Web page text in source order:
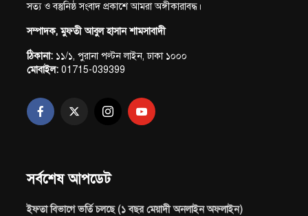
সত্য ও বস্তুনিষ্ঠ সংবাদ প্রকাশে আমরা অঙ্গীকারাবদ্ধ।
সম্পাদক, মুফতী আবুল হাসান শামসাবাদী
ঠিকানা: ১১/১, পুরানা পল্টন লাইন, ঢাকা ১০০০
মোবাইল: 01715-039399
সর্বশেষ আপডেট
ইফতা বিভাগে ভর্তি চলছে (১ বছর মেয়াদী অনলাইন অফলাইন)